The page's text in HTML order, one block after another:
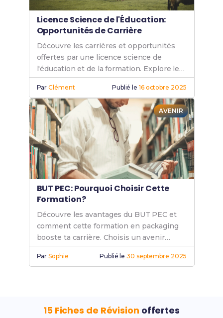
Licence Science de l'Éducation:
Opportunités de Carrière
Découvre les carrières et opportunités
offertes par une licence science de
l'éducation et de la formation. Explore les
métiers en pédagogie et éducation.
ParClément Publié le 16 octobre 2025
AVENIR
BUT PEC: Pourquoi Choisir Cette
Formation?
Découvre les avantages du BUT PEC et
comment cette formation en packaging
booste ta carrière. Choisis un avenir
prometteur avec des compétences
recherchées.
ParSophie Publié le30 septembre 2025
15 Fiches de Révision offertes